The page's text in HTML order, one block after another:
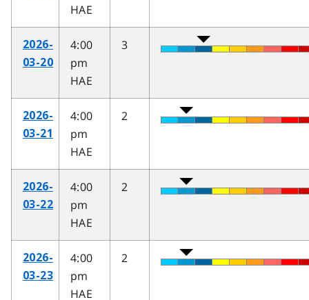
HAE
2026-
03-20
4:00
pm
HAE
3
2026-
03-21
4:00
pm
HAE
2
2026-
03-22
4:00
pm
HAE
2
2026-
03-23
4:00
pm
HAE
2